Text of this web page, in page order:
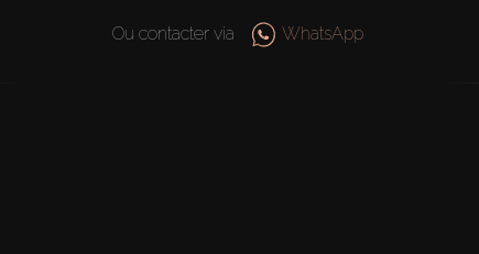
Ou contacter via WhatsApp